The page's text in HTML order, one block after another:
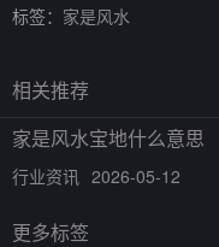
标签： 家是风水
相关推荐
家是风水宝地什么意思
行业资讯 2026-05-12
更多标签